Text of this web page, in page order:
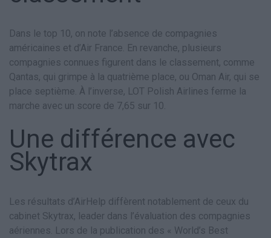
Dans le top 10, on note l’absence de compagnies
américaines et d’Air France. En revanche, plusieurs
compagnies connues figurent dans le classement, comme
Qantas, qui grimpe à la quatrième place, ou Oman Air, qui se
place septième. À l’inverse, LOT Polish Airlines ferme la
marche avec un score de 7,65 sur 10.
Une différence avec
Skytrax
Les résultats d’AirHelp diffèrent notablement de ceux du
cabinet Skytrax, leader dans l’évaluation des compagnies
aériennes. Lors de la publication des « World’s Best